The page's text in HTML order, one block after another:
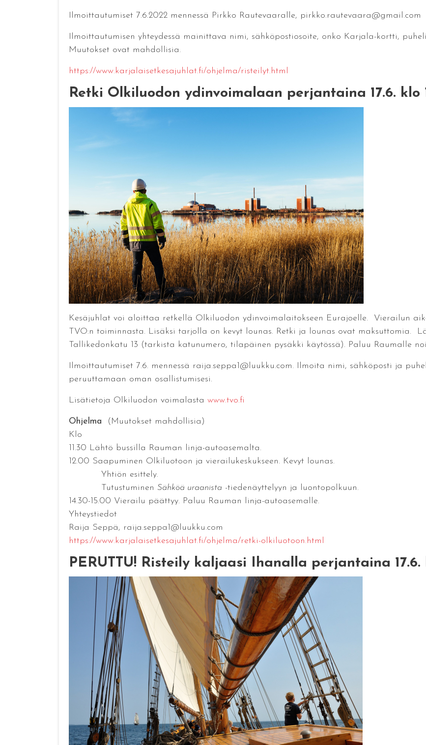
Ilmoittautumiset 7.6.2022 mennessä Pirkko Rautevaaralle, pirkko.rautevaara@gmail.com
Ilmoittautumisen yhteydessä mainittava nimi, sähköpostiosoite, onko Karjala-kortti,
Muutokset ovat mahdollisia.
https://www.karjalaisetkesajuhlat.fi/ohjelma/risteilyt.html
Retki Olkiluodon ydinvoimalaan perjantaina 17.6. klo
Kesäjuhlat voi aloittaa retkellä Olkiluodon ydinvoimalaitokseen Eurajoelle. Vierailun
TVO:n toiminnasta. Lisäksi tarjolla on kevyt lounas. Retki ja lounas ovat maksuttomia.
Tallikedonkatu 13 (tarkista katunumero, tilapäinen pysäkki käytössä). Paluu Raumalle
Ilmoittautumiset 7.6. mennessä raija.seppa1@luukku.com. Ilmoita nimi, sähköposti ja
peruuttamaan oman osallistumisesi.
Lisätietoja Olkiluodon voimalasta www.tvo.fi
Ohjelma (Muutokset mahdollisia)
Klo
11.30 Lähtö bussilla Rauman linja-autoasemalta.
12.00 Saapuminen Olkiluotoon ja vierailukeskukseen. Kevyt lounas.
Yhtiön esittely.
Tutustuminen Sähköä uraanista -tiedenäyttelyyn ja luontopolkuun.
14.30-15.00 Vierailu päättyy. Paluu Rauman linja-autoasemalle.
Yhteystiedot
Raija Seppä, raija.seppa1@luukku.com
https://www.karjalaisetkesajuhlat.fi/ohjelma/retki-olkiluotoon.html
PERUTTU! Risteily kaljaasi Ihanalla perjantaina 17.6.